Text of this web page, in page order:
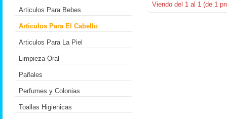
Viendo del 1 al 1 (de 1
Articulos Para Bebes
Articulos Para El Cabello
Articulos Para La Piel
Limpieza Oral
Pañales
Perfumes y Colonias
Toallas Higienicas